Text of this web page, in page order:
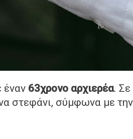
έναν 63χρονο αρχιερέα. Σε
στεφάνι, σύμφωνα με